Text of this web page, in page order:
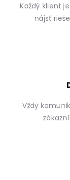
Každý klient
nájsť
Vždy